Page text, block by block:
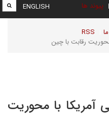
پیوند ها
RSS
ENGLISH
رقابت با چین
آمریکا با محوریت